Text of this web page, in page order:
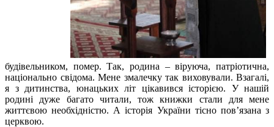
будівельником, помер. Так, родина – віруюча, патріотична,
національно свідома. Мене змалечку так виховували. Взагалі,
я з дитинства, юнацьких літ цікавився історією. У нашій
родині дуже багато читали, тож книжки стали для мене
життєвою необхідністю. А історія України тісно пов’язана з
церквою.